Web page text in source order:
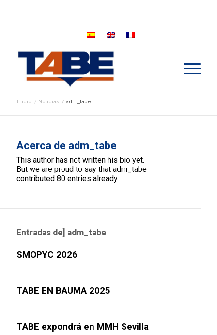
Inicio / Noticias / adm_tabe
Acerca de adm_tabe
This author has not written his bio yet.
But we are proud to say that adm_tabe
contributed 80 entries already.
Entradas de] adm_tabe
SMOPYC 2026
TABE EN BAUMA 2025
TABE expondrá en MMH Sevilla